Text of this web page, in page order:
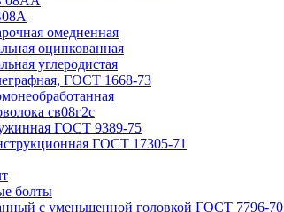
омедненная
оцинкованная
углеродистая
ГОСТ 1668-73
св08г2с
ГОСТ 9389-75
ГОСТ 17305-71
болты
с уменьшенной головкой ГОСТ 7796-70